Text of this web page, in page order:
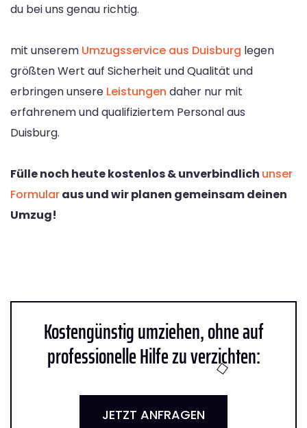
du bei uns genau richtig.
mit unserem Umzugsservice aus Duisburg legen
größten Wert auf Sicherheit und Qualität und
erbringen unsere Leistungen daher nur mit
erfahrenem und qualifiziertem Personal aus
Duisburg.
Fülle noch heute kostenlos & unverbindlich unser
Formularaus und wir planen gemeinsam deinen
Umzug!
Kostengünstig umziehen, ohne auf
professionelle Hilfe zu verzichten:
JETZT ANFRAGEN